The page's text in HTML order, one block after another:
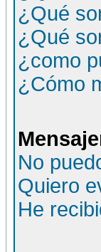
¿Qué
¿Qué
¿como
¿Cómo
No
Quiero
He